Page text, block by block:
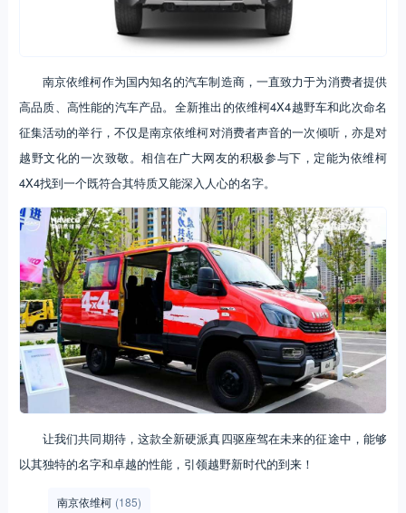
南京依维柯作为国内知名的汽车制造商，一直致力于为消费者提供
高品质、高性能的汽车产品。全新推出的依维柯4X4越野车和此次命名
征集活动的举行，不仅是南京依维柯对消费者声音的一次倾听，亦是对
越野文化的一次致敬。相信在广大网友的积极参与下，定能为依维柯
4X4找到一个既符合其特质又能深入人心的名字。
让我们共同期待，这款全新硬派真四驱座驾在未来的征途中，能够
以其独特的名字和卓越的性能，引领越野新时代的到来！
南京依维柯 (185)